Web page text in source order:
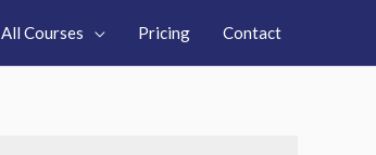
All Courses Pricing Contact